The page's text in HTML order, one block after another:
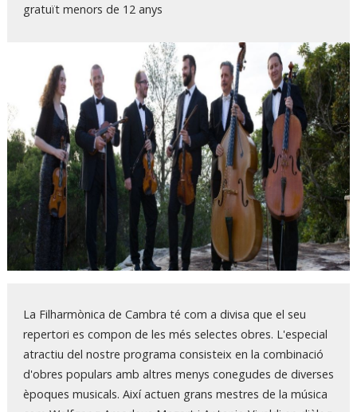
gratuït menors de 12 anys
La Filharmònica de Cambra té com a divisa que el seu
repertori es compon de les més selectes obres. L'especial
atractiu del nostre programa consisteix en la combinació
d'obres populars amb altres menys conegudes de diverses
èpoques musicals. Així actuen grans mestres de la música